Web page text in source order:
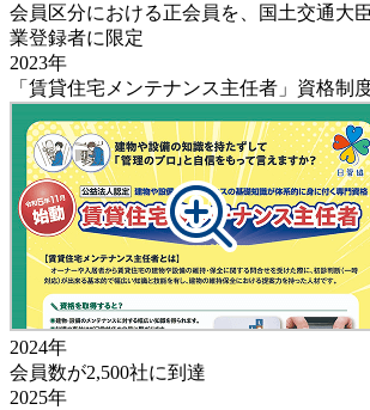
会員区分における正会員を、国土交通大
業登録者に限定
2023年
「賃貸住宅メンテナンス主任者」資格制
2024年
会員数が2,500社に到達
2025年